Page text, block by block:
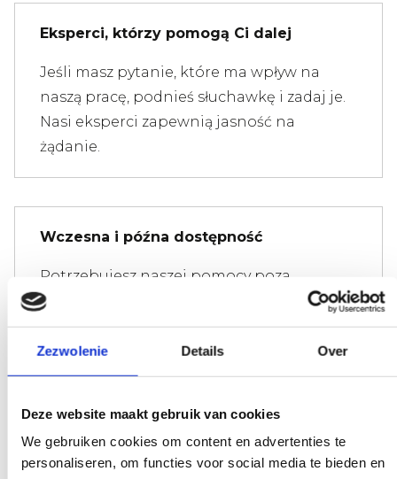
Zezwolenie Details Over
Deze website maakt gebruik van cookies
We gebruiken cookies om content en advertenties te
personaliseren, om functies voor social media te bieden en
Eksperci, którzy pomogą Ci dalej
Jeśli masz pytanie, które ma wpływ na
naszą pracę, podnieś słuchawkę i zadaj je.
Nasi eksperci zapewnią jasność na
żądanie.
Wczesna i późna dostępność
Potrzebujesz naszej pomocy poza
godzinami pracy? Podejmij decyzję, a my
ją zrealizujemy - o ile będzie to możliwe.
Specjalna prośba?